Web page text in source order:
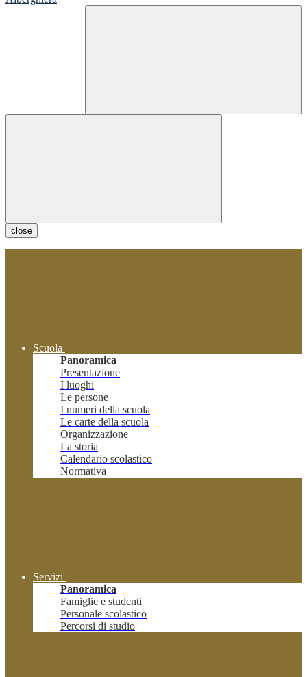
close
Scuola
Panoramica
Presentazione
I luoghi
Le persone
I numeri della scuola
Le carte della scuola
Organizzazione
La storia
Calendario scolastico
Normativa
Servizi
Panoramica
Famiglie e studenti
Personale scolastico
Percorsi di studio